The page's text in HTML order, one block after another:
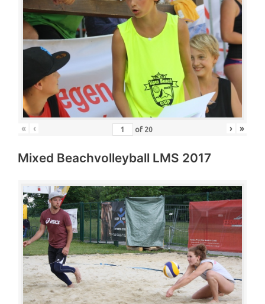
« ‹ of 20 › »
Mixed Beachvolleyball LMS 2017